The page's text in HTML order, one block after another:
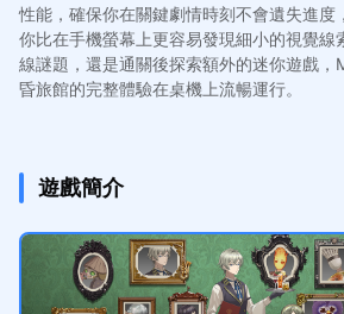
性能，確保你在關鍵劇情時刻不會遺失進度
你比在手機螢幕上更容易發現細小的視覺線
線謎題，還是通關後探索額外的迷你遊戲
昏旅館的完整體驗在桌機上流暢運行。
遊戲簡介